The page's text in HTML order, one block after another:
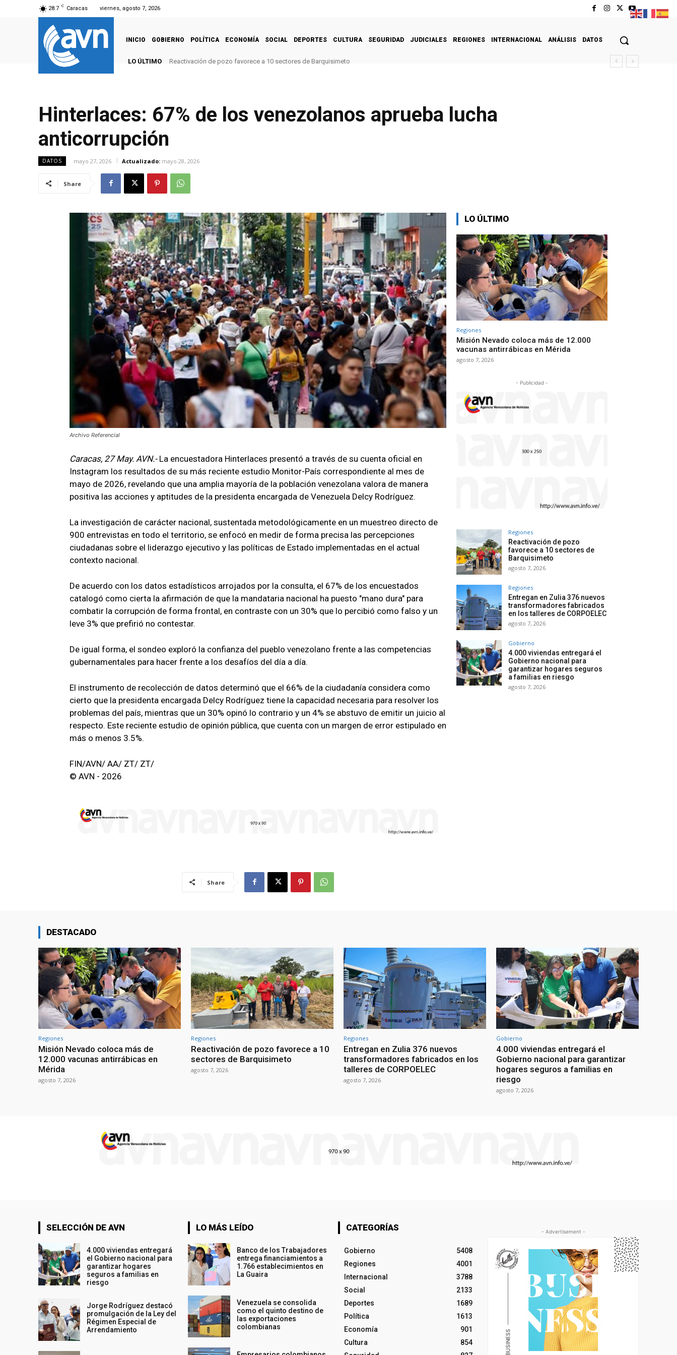
28.7 C Caracas viernes, agosto 7, 2026
INICIO GOBIERNO POLÍTICA ECONOMÍA SOCIAL DEPORTES CULTURA SEGURIDAD JUDICIALES REGIONES INTERNACIONAL ANÁLISIS DATOS
LO ÚLTIMO Reactivación de pozo favorece a 10 sectores de Barquisimeto
Hinterlaces: 67% de los venezolanos aprueba lucha
anticorrupción
DATOS mayo 27, 2026 Actualizado: mayo 28, 2026
Share
Archivo Referencial
Caracas, 27 May. AVN.- La encuestadora Hinterlaces presentó a través de su cuenta oficial en
Instagram los resultados de su más reciente estudio Monitor-País correspondiente al mes de
mayo de 2026, revelando que una amplia mayoría de la población venezolana valora de manera
positiva las acciones y aptitudes de la presidenta encargada de Venezuela Delcy Rodríguez.
La investigación de carácter nacional, sustentada metodológicamente en un muestreo directo de
900 entrevistas en todo el territorio, se enfocó en medir de forma precisa las percepciones
ciudadanas sobre el liderazgo ejecutivo y las políticas de Estado implementadas en el actual
contexto nacional.
De acuerdo con los datos estadísticos arrojados por la consulta, el 67% de los encuestados
catalogó como cierta la afirmación de que la mandataria nacional ha puesto "mano dura" para
combatir la corrupción de forma frontal, en contraste con un 30% que lo percibió como falso y un
leve 3% que prefirió no contestar.
De igual forma, el sondeo exploró la confianza del pueblo venezolano frente a las competencias
gubernamentales para hacer frente a los desafíos del día a día.
El instrumento de recolección de datos determinó que el 66% de la ciudadanía considera como
cierto que la presidenta encargada Delcy Rodríguez tiene la capacidad necesaria para resolver los
problemas del país, mientras que un 30% opinó lo contrario y un 4% se abstuvo de emitir un juicio al
respecto. Este reciente estudio de opinión pública, que cuenta con un margen de error estipulado en
más o menos 3.5%.
FIN/AVN/ AA/ ZT/ ZT/
© AVN - 2026
Share
LO ÚLTIMO
Regiones
Misión Nevado coloca más de 12.000
vacunas antirrábicas en Mérida
agosto 7, 2026
- Publicidad -
Regiones
Reactivación de pozo
favorece a 10 sectores de
Barquisimeto
agosto 7, 2026
Regiones
Entregan en Zulia 376 nuevos
transformadores fabricados
en los talleres de CORPOELEC
agosto 7, 2026
Gobierno
4.000 viviendas entregará el
Gobierno nacional para
garantizar hogares seguros
a familias en riesgo
agosto 7, 2026
DESTACADO
Regiones
Misión Nevado coloca más de
12.000 vacunas antirrábicas en
Mérida
agosto 7, 2026
Regiones
Reactivación de pozo favorece a 10
sectores de Barquisimeto
agosto 7, 2026
Regiones
Entregan en Zulia 376 nuevos
transformadores fabricados en los
talleres de CORPOELEC
agosto 7, 2026
Gobierno
4.000 viviendas entregará el
Gobierno nacional para garantizar
hogares seguros a familias en
riesgo
agosto 7, 2026
SELECCIÓN DE AVN
4.000 viviendas entregará
el Gobierno nacional para
garantizar hogares
seguros a familias en
riesgo
Jorge Rodríguez destacó
promulgación de la Ley del
Régimen Especial de
Arrendamiento
LO MÁS LEÍDO
Banco de los Trabajadores
entrega financiamientos a
1.766 establecimientos en
La Guaira
Venezuela se consolida
como el quinto destino de
las exportaciones
colombianas
CATEGORÍAS
Gobierno
5408
Regiones
4001
Internacional
3788
Social
2133
Deportes
1689
Política
1613
Economía
901
Cultura
854
- Advertisement -